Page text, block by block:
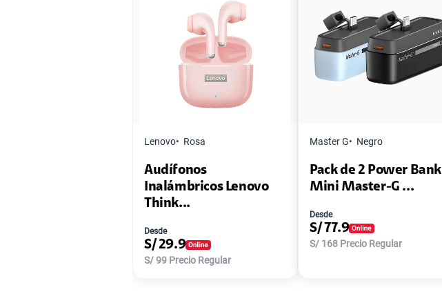
Lenovo Rosa
Audífonos
Inalámbricos Lenovo
Think...
Desde
S/ 29.9
S/99 Precio Regular
Master G Negro
Pack de 2 Power Bank
Mini Master-G ...
Desde
S/77.9
S/ 168 Precio Regular